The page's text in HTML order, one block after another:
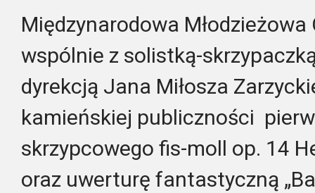
Międzynarodowa
wspólnie z solistką-
dyrekcją Jana Miłosza
kamieńskiej publiczności
skrzypcowego fis-moll op. 14
oraz uwerturę fantastyczną